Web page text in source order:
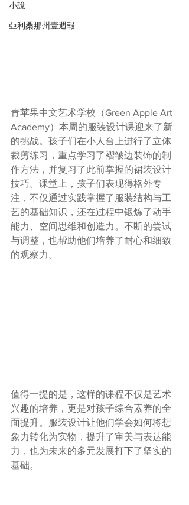
小說
亞利桑那州壹週報
青苹果中文艺术学校（Green Apple Art
Academy）本周的服装设计课迎来了新
的挑战。孩子们在小人台上进行了立体
裁剪练习，重点学习了褶皱边装饰的制
作方法，并复习了此前掌握的裙装设计
技巧。课堂上，孩子们表现得格外专
注，不仅通过实践掌握了服装结构与工
艺的基础知识，还在过程中锻炼了动手
能力、空间思维和创造力。不断的尝试
与调整，也帮助他们培养了耐心和细致
的观察力。
值得一提的是，这样的课程不仅是艺术
兴趣的培养，更是对孩子综合素养的全
面提升。服装设计让他们学会如何将想
象力转化为实物，提升了审美与表达能
力，也为未来的多元发展打下了坚实的
基础。